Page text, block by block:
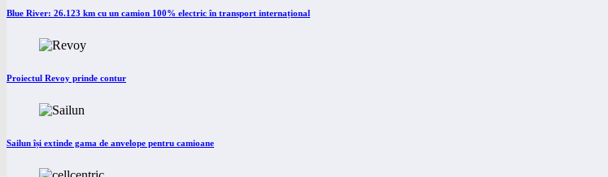
Blue River: 26.123 km cu un camion 100% electric în transport internațional
Proiectul Revoy prinde contur
Sailun își extinde gama de anvelope pentru camioane